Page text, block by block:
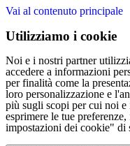
Vai al contenuto principale
Utilizziamo i cookie
Noi e i nostri partner
accedere a informazioni
per finalità come la
loro personalizzazione e
più sugli scopi per cui noi
esprimere le tue
impostazioni dei cookie" di